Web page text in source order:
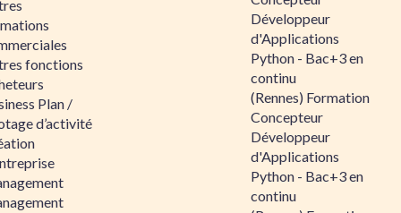
fonctions
Plan /
d’activité
Développeur
d'Applications
Python - Bac+3 en
continu
(Rennes) Formation
Concepteur
Développeur
d'Applications
Python - Bac+3 en
continu